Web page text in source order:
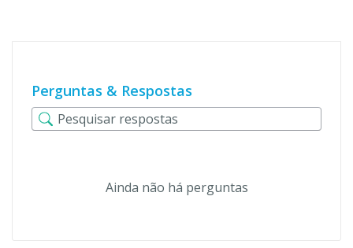
Perguntas & Respostas
Ainda não há perguntas